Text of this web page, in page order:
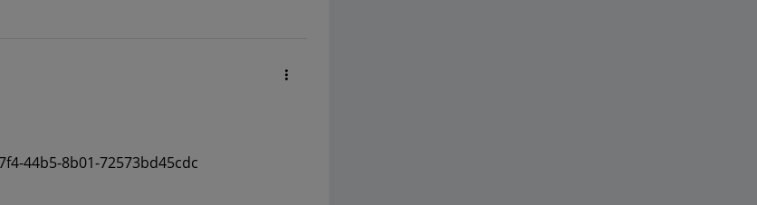
44b5-8b01-72573bd45cdc